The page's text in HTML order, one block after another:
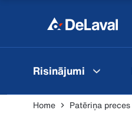
Risinājumi
Home Patēriņa preces